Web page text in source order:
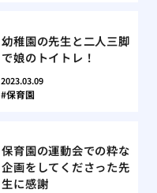
幼稚園の先生と二人三脚
で娘のトイトレ！
2023.03.09
保育園
保育園の運動会での粋な
企画をしてくださった先
生に感謝